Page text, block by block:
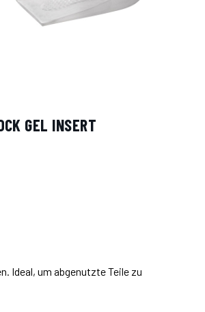
GEL INSERT
Ideal, um abgenutzte Teile zu